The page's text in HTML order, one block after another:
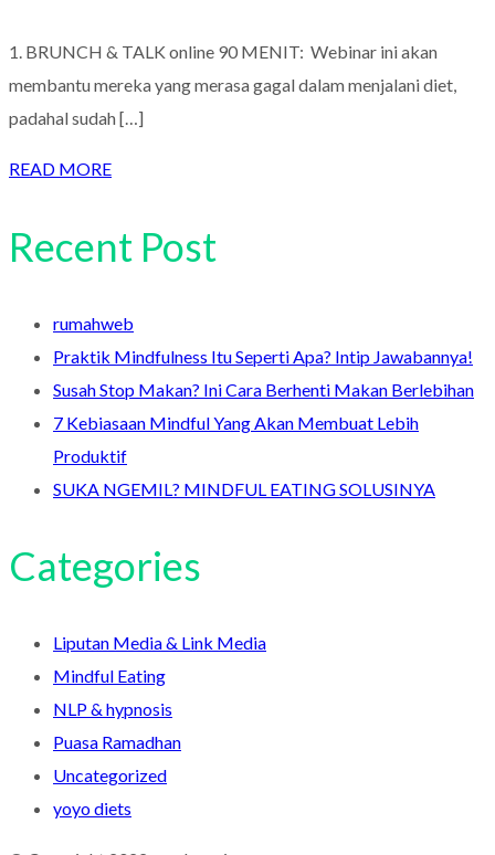
1. BRUNCH & TALK online 90 MENIT: Webinar ini akan
membantu mereka yang merasa gagal dalam menjalani diet,
padahal sudah […]
READ MORE
Recent Post
rumahweb
Praktik Mindfulness Itu Seperti Apa? Intip Jawabannya!
Susah Stop Makan? Ini Cara Berhenti Makan Berlebihan
7 Kebiasaan Mindful Yang Akan Membuat Lebih
Produktif
SUKA NGEMIL? MINDFUL EATING SOLUSINYA
Categories
Liputan Media & Link Media
Mindful Eating
NLP & hypnosis
Puasa Ramadhan
Uncategorized
yoyo diets